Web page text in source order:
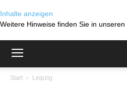
Inhalte anzeigen
Weitere Hinweise finden Sie in unseren
Start Leipzig